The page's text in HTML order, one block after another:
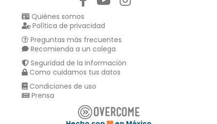
Quiénes somos
Política de privacidad
Preguntas más frecuentes
Recomienda a un colega
Seguridad de la información
Como cuidamos tus datos
Condiciones de uso
Prensa